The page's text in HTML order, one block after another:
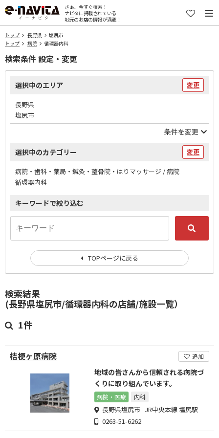
さぁ、今すぐ検索！
ナビタに掲載されている
地元のお店の情報が満載！
トップ 長野県
塩尻市
トップ
病院 循環器内科
検索結果
(長野県塩尻市/循環器内科の店舗/施設一覧）
1件
桔梗ヶ原病院 追加
地域の皆さんから信頼される病院づ
くりに取り組んでいます。
病院・医療 内科
長野県塩尻市 JR中央本線 塩尻駅
0263-51-6262
検索条件 設定・変更
選択中のエリア 変更
長野県
塩尻市
条件を変更
選択中のカテゴリー 変更
病院・歯科・薬局・鍼灸・整骨院・はりマッサージ / 病院
循環器内科
キーワードで絞り込む
TOPページに戻る